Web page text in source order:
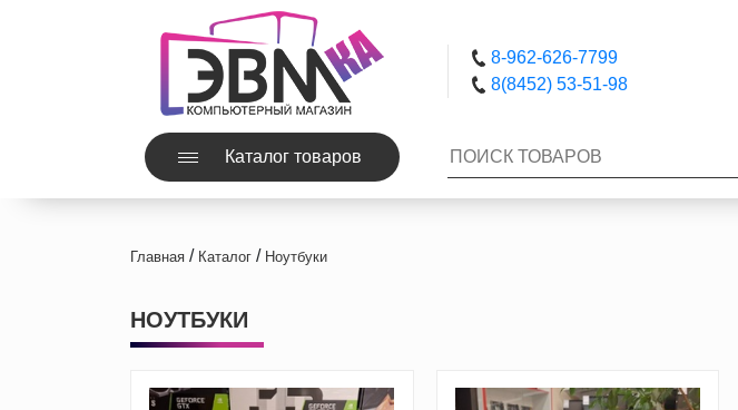
Каталог товаров
8-962-626-7799
8(8452) 53-51-98
Главная / Каталог / Ноутбуки
НОУТБУКИ